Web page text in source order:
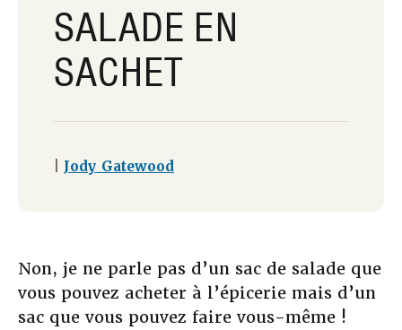
SALADE EN
SACHET
Jody Gatewood
Non, je ne parle pas d’un sac de salade que
vous pouvez acheter à l’épicerie mais d’un
sac que vous pouvez faire vous-même !